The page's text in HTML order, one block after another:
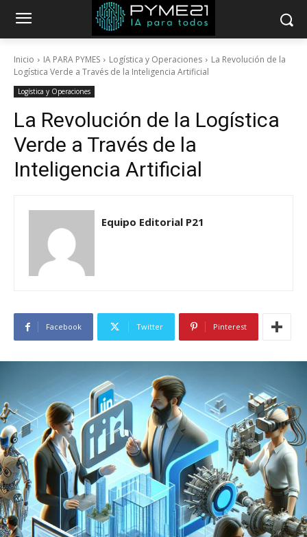
Inicio IA PARA PYMES Logística y Operaciones
La Revolución de la
Logística Verde a Través de la Inteligencia Artificial
Logística y Operaciones
La Revolución de la Logística
Verde a Través de la
Inteligencia Artificial
Equipo Editorial P21
Facebook Twitter Pinterest